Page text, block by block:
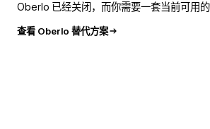
Oberlo 已经关闭，而你需要一套当前可用的
查看 Oberlo 替代方案